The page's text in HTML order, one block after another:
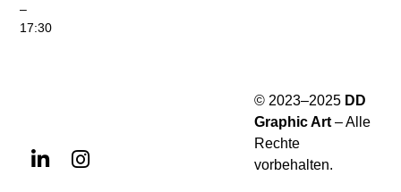
–
17:30
© 2023–2025 DD
Graphic Art– Alle
Rechte
vorbehalten.